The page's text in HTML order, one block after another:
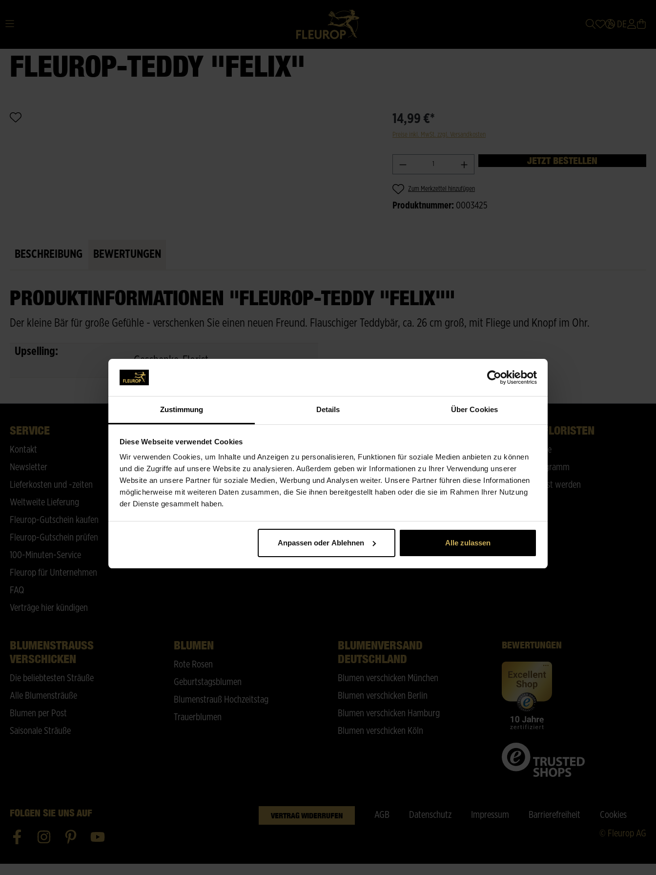
Zustimmung Details Über Cookies
Diese Webseite verwendet Cookies
Wir verwenden Cookies, um Inhalte und Anzeigen zu personalisieren, Funktionen für soziale Medien anbieten zu können
und die Zugriffe auf unsere Website zu analysieren. Außerdem geben wir Informationen zu Ihrer Verwendung unserer
Website an unsere Partner für soziale Medien, Werbung und Analysen weiter. Unsere Partner führen diese Informationen
möglicherweise mit weiteren Daten zusammen, die Sie ihnen bereitgestellt haben oder die sie im Rahmen Ihrer Nutzung
der Dienste gesammelt haben.
Anpassen oder Ablehnen Alle zulassen
DE
FLEUROP-TEDDY "FELIX"
14,99 €*
Preise inkl. MwSt. zzgl. Versandkosten
JETZT BESTELLEN
Zum Merkzettel hinzufügen
Produktnummer: 0003425
BESCHREIBUNG BEWERTUNGEN
PRODUKTINFORMATIONEN "FLEUROP-TEDDY "FELIX""
Der kleine Bär für große Gefühle - verschenken Sie einen neuen Freund. Flauschiger Teddybär, ca. 26 cm groß, mit Fliege und Knopf im Ohr.
Upselling:
Geschenke-Florist
SERVICE
Kontakt
Newsletter
Lieferkosten und -zeiten
Weltweite Lieferung
Fleurop-Gutschein kaufen
Fleurop-Gutschein prüfen
100-Minuten-Service
Fleurop für Unternehmen
FAQ
Verträge hier kündigen
Unternehmenskultur
Karriere
Unternehmensgeschichte
Fleurop-Kundenmagazin
Fleurop-Blog
Blumenarten
Blumen zum Muttertag
UNSERE FLORISTEN
Floristensuche
Affiliate-Programm
Partner-Florist werden
BLUMENSTRAUSS V
ERSCHICKEN
Die beliebtesten Sträuße
Alle Blumensträuße
Blumen per Post
Saisonale Sträuße
BLUMEN
Rote Rosen
Geburtstagsblumen
Blumenstrauß Hochzeitstag
Trauerblumen
BLUMENVERSAND
DEUTSCHLAND
Blumen verschicken München
Blumen verschicken Berlin
Blumen verschicken Hamburg
Blumen verschicken Köln
BEWERTUNGEN
FOLGEN SIE UNS AUF VERTRAG WIDERRUFEN AGB Datenschutz Impressum Barrierefreiheit
Cookies
© Fleurop AG